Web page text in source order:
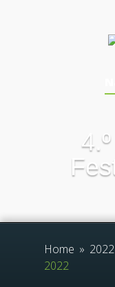
Home » 2022
2022